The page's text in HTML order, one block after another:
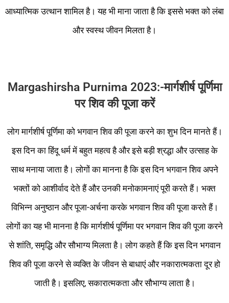
आध्यात्मिक उत्थान शामिल है। यह भी माना जाता है कि इससे भक्त को लंबा
और स्वस्थ जीवन मिलता है।
Margashirsha Purnima 2023:-मार्गशीर्ष पूर्णिमा
पर शिव की पूजा करें
लोग मार्गशीर्ष पूर्णिमा को भगवान शिव की पूजा करने का शुभ दिन मानते हैं।
इस दिन का हिंदू धर्म में बहुत महत्व है और इसे बड़ी श्रद्धा और उत्साह के
साथ मनाया जाता है। लोगों का मानना ​​है कि इस दिन भगवान शिव अपने
भक्तों को आशीर्वाद देते हैं और उनकी मनोकामनाएं पूरी करते हैं। भक्त
विभिन्न अनुष्ठान और पूजा-अर्चना करके भगवान शिव की पूजा करते हैं।
लोगों का यह भी मानना ​​है कि मार्गशीर्ष पूर्णिमा पर भगवान शिव की पूजा करने
से शांति, समृद्धि और सौभाग्य मिलता है। लोग कहते हैं कि इस दिन भगवान
शिव की पूजा करने से व्यक्ति के जीवन से बाधाएं और नकारात्मकता दूर हो
जाती है। इसलिए, सकारात्मकता और सौभाग्य लाता है।